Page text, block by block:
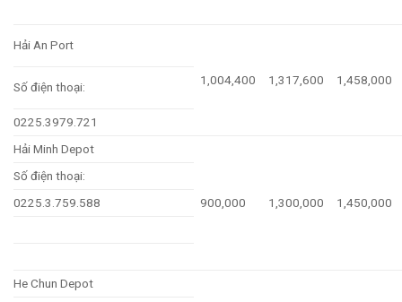
Hải An Port
1,004,400 1,317,600 1,458,000
Số điện thoại:
0225.3979.721
Hải Minh Depot
900,000 1,300,000 1,450,000
Số điện thoại:
0225.3.759.588
He Chun Depot